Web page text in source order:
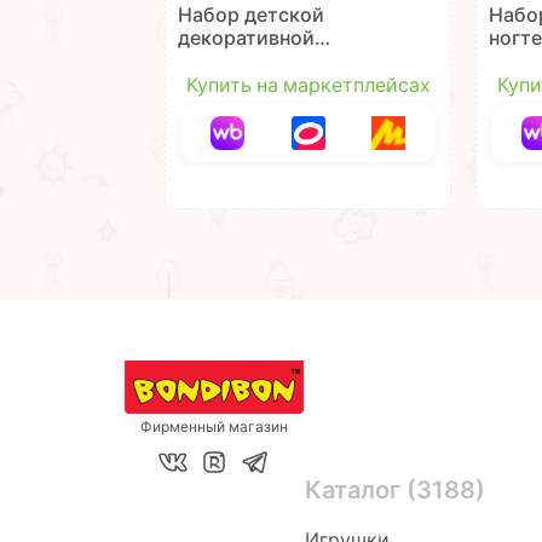
Набор детской
декоративной
"ЧЕМОДАНЧИК"
косметичка Ева Мода
/ Eva Moda Bondibon
Купить на маркетплейсах
/
Фирменный магазин
Каталог (3188)